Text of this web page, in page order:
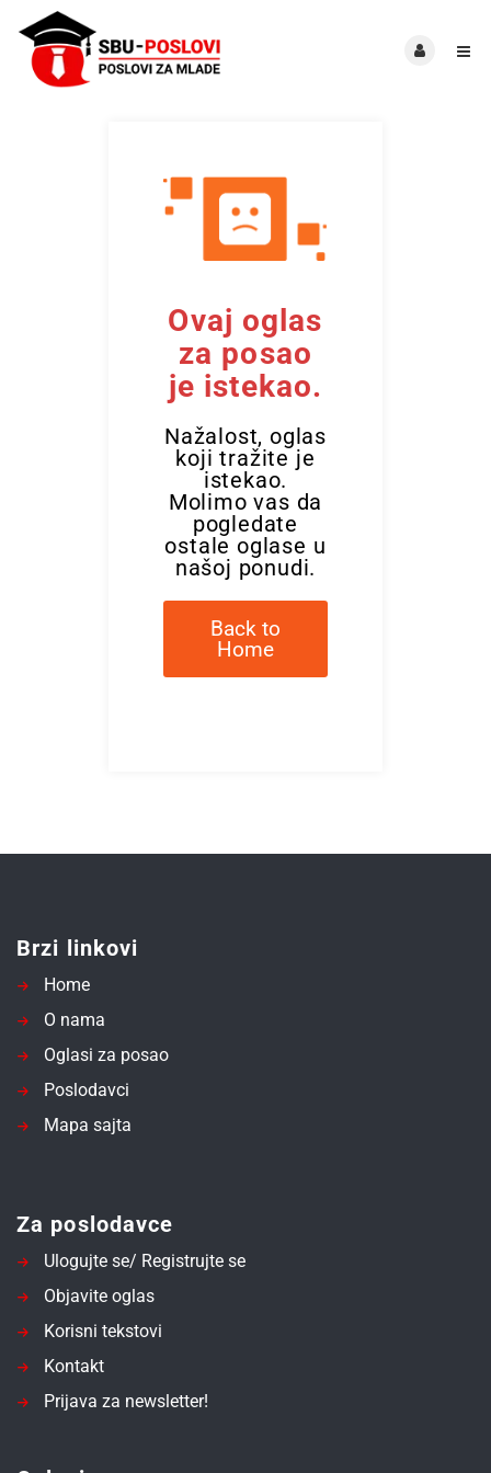
Ovaj oglas
za posao
je istekao.
Nažalost, oglas
koji tražite je
istekao.
Molimo vas da
pogledate
ostale oglase u
našoj ponudi.
Back to
Home
Brzi linkovi
Home
O nama
Oglasi za posao
Poslodavci
Mapa sajta
Za poslodavce
Ulogujte se/ Registrujte se
Objavite oglas
Korisni tekstovi
Kontakt
Prijava za newsletter!